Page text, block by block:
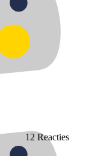
12 Reacties